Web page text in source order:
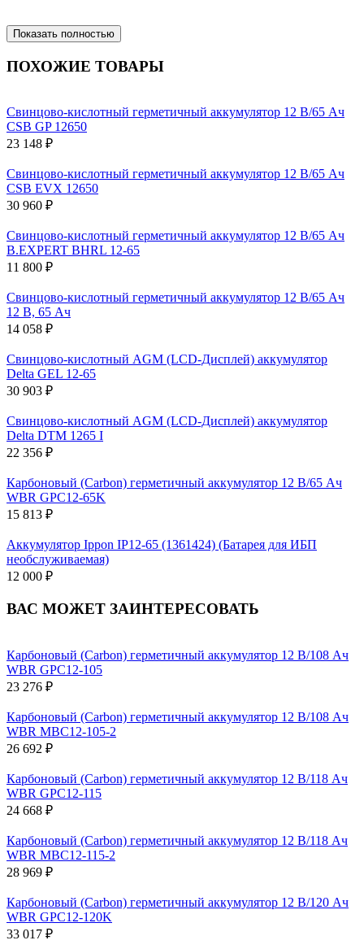
Показать полностью
ПОХОЖИЕ ТОВАРЫ
Свинцово-кислотный герметичный аккумулятор 12 В/65 Ач
CSB GP 12650
23 148 ₽
Свинцово-кислотный герметичный аккумулятор 12 В/65 Ач
CSB EVX 12650
30 960 ₽
Свинцово-кислотный герметичный аккумулятор 12 В/65 Ач
B.EXPERT BHRL 12-65
11 800 ₽
Свинцово-кислотный герметичный аккумулятор 12 В/65 Ач
12 В, 65 Ач
14 058 ₽
Свинцово-кислотный AGM (LCD-Дисплей) аккумулятор
Delta GEL 12-65
30 903 ₽
Свинцово-кислотный AGM (LCD-Дисплей) аккумулятор
Delta DTM 1265 I
22 356 ₽
Карбоновый (Carbon) герметичный аккумулятор 12 В/65 Ач
WBR GPC12-65K
15 813 ₽
Аккумулятор Ippon IP12-65 (1361424) (Батарея для ИБП
необслуживаемая)
12 000 ₽
ВАС МОЖЕТ ЗАИНТЕРЕСОВАТЬ
Карбоновый (Carbon) герметичный аккумулятор 12 В/108 Ач
WBR GPC12-105
23 276 ₽
Карбоновый (Carbon) герметичный аккумулятор 12 В/108 Ач
WBR MBC12-105-2
26 692 ₽
Карбоновый (Carbon) герметичный аккумулятор 12 В/118 Ач
WBR GPC12-115
24 668 ₽
Карбоновый (Carbon) герметичный аккумулятор 12 В/118 Ач
WBR MBC12-115-2
28 969 ₽
Карбоновый (Carbon) герметичный аккумулятор 12 В/120 Ач
WBR GPC12-120K
33 017 ₽